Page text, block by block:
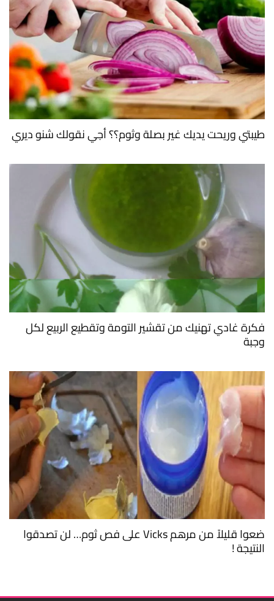
طيبتي وريحت يديك غير بصلة وثوم؟؟ أجي نقولك شنو ديري
فكرة غادي تهنيك من تقشير التومة وتقطيع الربيع لكل
وجبة
ضعوا قليلاً من مرهم Vicks على فص ثوم… لن تصدقوا
النتيجة !